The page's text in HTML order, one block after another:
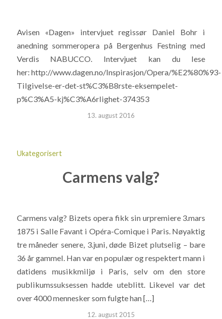
Avisen «Dagen» intervjuet regissør Daniel Bohr i
anedning sommeropera på Bergenhus Festning med
Verdis NABUCCO. Intervjuet kan du lese
her: http://www.dagen.no/Inspirasjon/Opera/%E2%80%93-
Tilgivelse-er-det-st%C3%B8rste-eksempelet-
p%C3%A5-kj%C3%A6rlighet-374353
13. august 2016
Ukategorisert
Carmens valg?
Carmens valg? Bizets opera fikk sin urpremiere 3.mars
1875 i Salle Favant i Opéra-Comique i Paris. Nøyaktig
tre måneder senere, 3.juni, døde Bizet plutselig – bare
36 år gammel. Han var en populær og respektert mann i
datidens musikkmiljø i Paris, selv om den store
publikumssuksessen hadde uteblitt. Likevel var det
over 4000 mennesker som fulgte han […]
12. august 2015